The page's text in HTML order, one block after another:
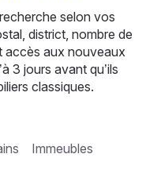
selon vos
district, nombre de
accès aux nouveaux
3 jours avant qu’ils
classiques.
Immeubles